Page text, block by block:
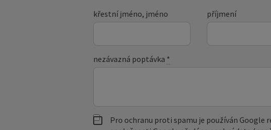
křestní jméno, jméno příjmení
nezávazná poptávka *
Pro ochranu proti spamu je používán Google